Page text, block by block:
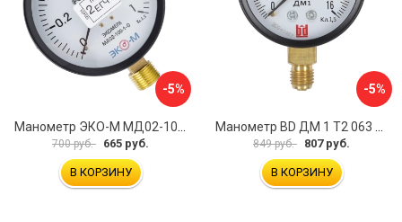
-5%
700 руб. 665 руб.
В КОРЗИНУ
-5%
849 руб. 807 руб.
В КОРЗИНУ